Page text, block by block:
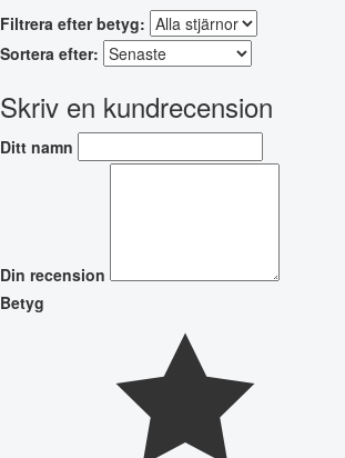
Filtrera efter betyg:
Sortera efter:
Skriv en kundrecension
Ditt namn
Din recension
Betyg